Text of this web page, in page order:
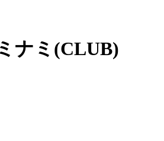
ナミ(CLUB)